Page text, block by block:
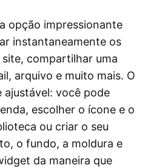
opção impressionante
instantaneamente os
compartilhar uma
arquivo e muito mais. O
ajustável: você pode
escolher o ícone e o
ou criar o seu
o fundo, a moldura e
da maneira que